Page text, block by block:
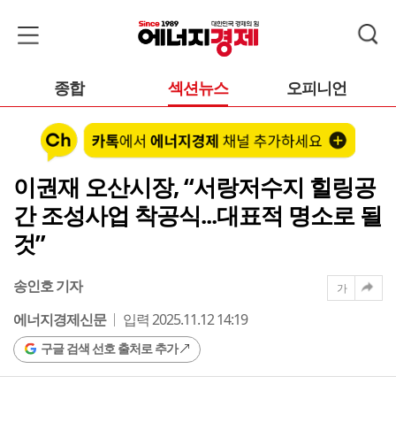
종합 섹션뉴스 오피니언
이권재 오산시장, “서랑저수지 힐링공
간 조성사업 착공식...대표적 명소로 될
것”
송인호 기자
에너지경제신문
입력 2025.11.12 14:19
구글 검색 선호 출처로 추가
가